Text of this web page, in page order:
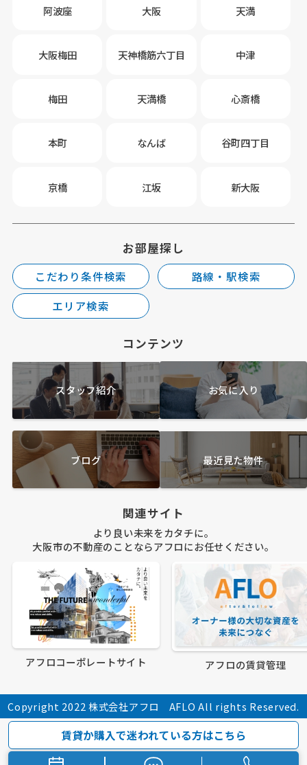
阿波座 大阪 天満
大阪梅田 天神橋筋六丁目 中津
梅田 天満橋 心斎橋
本町 なんば 谷町四丁目
京橋 江坂 新大阪
お部屋探し
こだわり条件検索
路線・駅検索
エリア検索
コンテンツ
スタッフ紹介 お気に入り
ブログ 最近見た物件
関連サイト
より良い未来をカタチに。
大阪市の不動産のことならアフロにお任せください。
アフロコーポレートサイト アフロの賃貸管理
Copyright 2022 株式会社アフロ AFLO All rights Reserved.
賃貸か購入で迷われている方はこちら